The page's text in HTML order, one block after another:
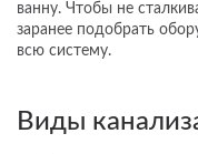
ванну. Чтобы не
заранее подобрать
всю систему.
Виды